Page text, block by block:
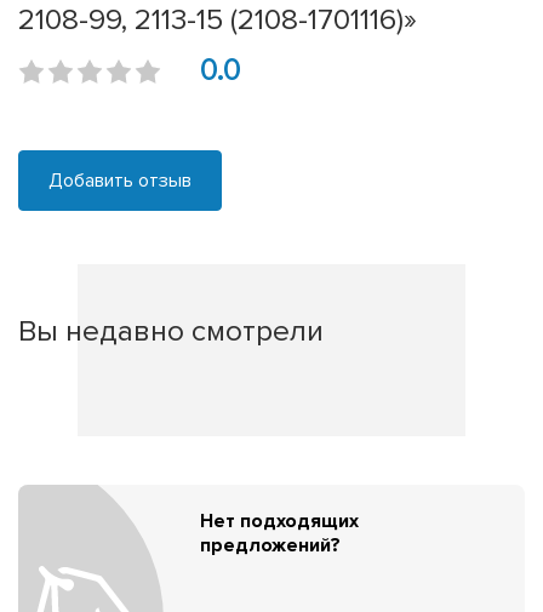
2108-99, 2113-15 (2108-1701116)»
0.0
Добавить отзыв
Вы недавно смотрели
Нет подходящих
предложений?